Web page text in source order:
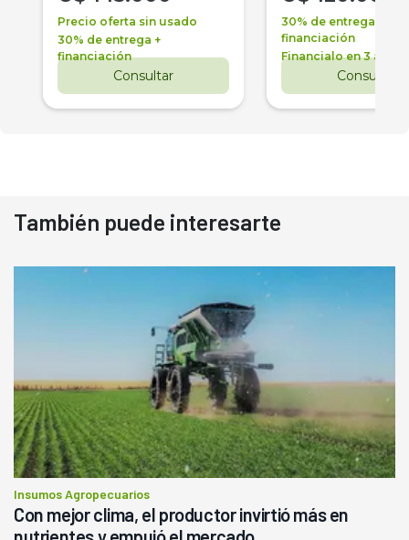
Precio oferta sin usado
30% de entrega +
financiación
Consultar
30% de entrega +
financiación
Financialo en 3 años
Consultar
También puede interesarte
Insumos Agropecuarios
Con mejor clima, el productor invirtió más en